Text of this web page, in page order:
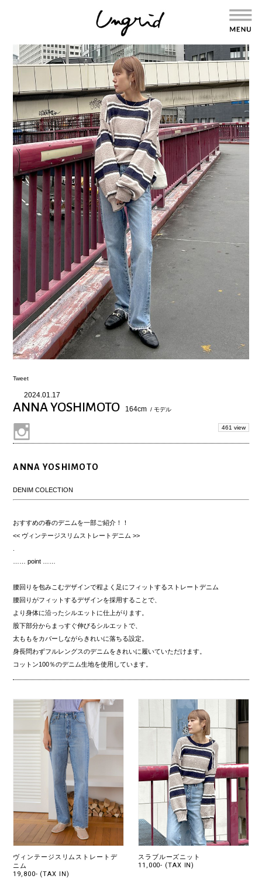
Tweet
2024.01.17
ANNA YOSHIMOTO 164cm / モデル
461 view
ANNA YOSHIMOTO
DENIM COLECTION
おすすめの春のデニムを一部ご紹介！！
<< ヴィンテージスリムストレートデニム >>
…… point ……
腰回りを包みこむデザインで程よく足にフィットするストレートデニム
腰回りがフィットするデザインを採用することで、
より身体に沿ったシルエットに仕上がります。
股下部分からまっすぐ伸びるシルエットで、
太ももをカバーしながらきれいに落ちる設定。
身長問わずフルレングスのデニムをきれいに履いていただけます。
コットン100％のデニム生地を使用しています。
ヴィンテージスリムストレートデ
ニム
19,800- (TAX IN)
スラブルーズニット
11,000- (TAX IN)